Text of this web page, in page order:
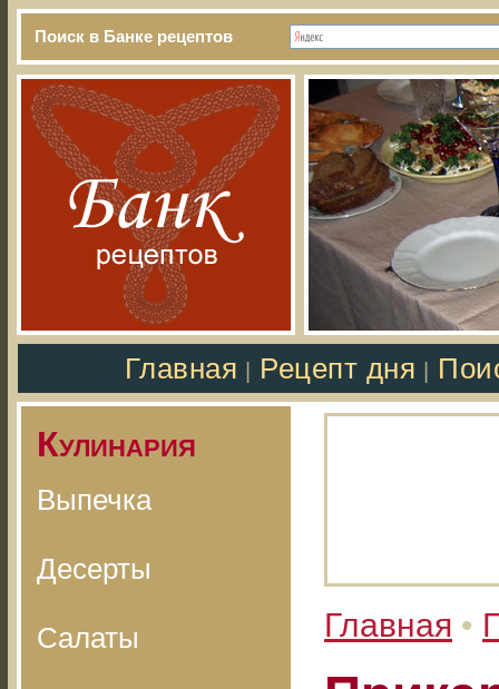
Поиск в Банке рецептов
Главная Рецепт дня
Кулинария
Выпечка
Десерты
Салаты Главная •